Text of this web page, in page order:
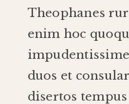
Theophanes
enim hoc
impudentissime
duos et
disertos tempus